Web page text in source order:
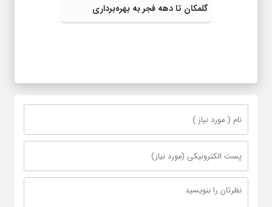
گلمکان تا دهه فجر به بهره‌برداری
می‌رسد